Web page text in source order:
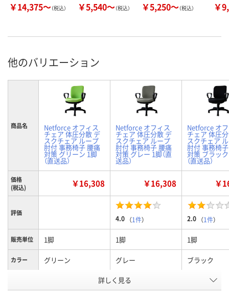
￥14,375～（税込） ￥5,540～（税込） ￥5,250～（税込） ￥
他のバリエーション
商品名 Netforce オフィス
チェア 体圧分散 デ
スクチェア ループ
肘付 事務椅子 腰痛
対策 グリーン 1脚
（直送品）
Netforce オフィス
チェア 体圧分散 デ
スクチェア ループ
肘付 事務椅子 腰痛
対策 グレー 1脚（直
送品）
Netforce オ
チェア 体圧
スクチェア
肘付 事務椅
対策 ブラッ
（直送品）
価格
(税込)
￥16,308 ￥16,308 ￥
評価
4.0 （1件） 2.0 （1件）
販売単位 1脚 1脚 1脚
カラー グリーン グレー ブラック
U683777 U683720
詳しく見る